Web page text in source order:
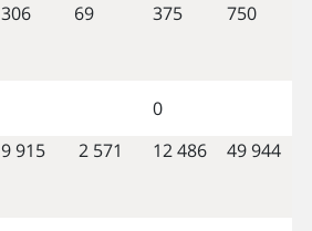
306 69 375 750
0
9 915 2 571 12 486 49 944